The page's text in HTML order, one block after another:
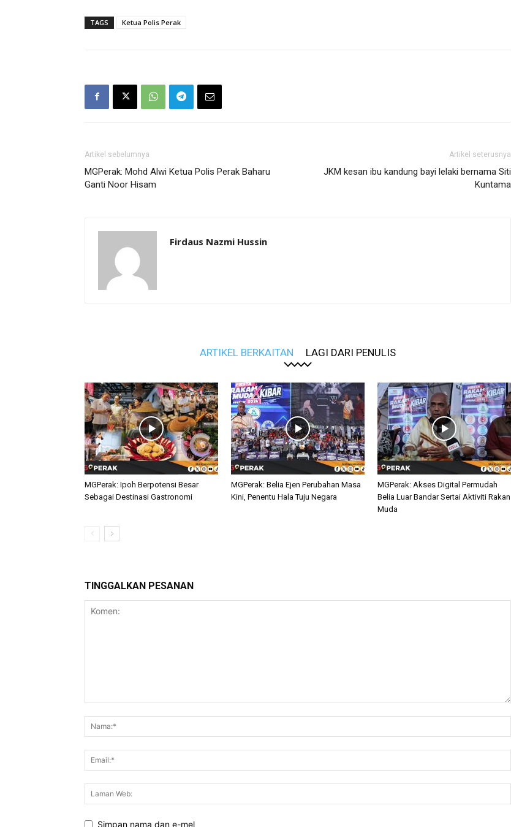
TAGS Ketua Polis Perak
Artikel sebelumnya
MGPerak: Mohd Alwi Ketua Polis Perak Baharu
Ganti Noor Hisam
Artikel seterusnya
JKM kesan ibu kandung bayi lelaki bernama Siti
Kuntama
Firdaus Nazmi Hussin
ARTIKEL BERKAITAN LAGI DARI PENULIS
MGPerak: Ipoh Berpotensi Besar
Sebagai Destinasi Gastronomi
MGPerak: Belia Ejen Perubahan Masa
Kini, Penentu Hala Tuju Negara
MGPerak: Akses Digital Permudah
Belia Luar Bandar Sertai Aktiviti Rakan
Muda
TINGGALKAN PESANAN
Simpan nama dan e-mel